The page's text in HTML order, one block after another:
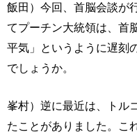
飯田）今回、首脳会談が
てプーチン大統領は、首
平気」というように遅刻
でしょうか。
峯村）逆に最近は、トル
たことがありました。こ